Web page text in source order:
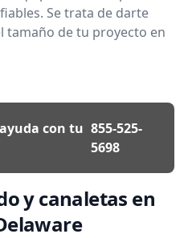
Se trata de darte
de tu proyecto en
con tu 855-525-
5698
y canaletas en